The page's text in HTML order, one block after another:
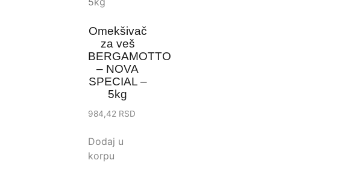
Omekšivač
za veš
BERGAMOTTO
– NOVA
SPECIAL –
5kg
984,42 RSD
Dodaj u
korpu